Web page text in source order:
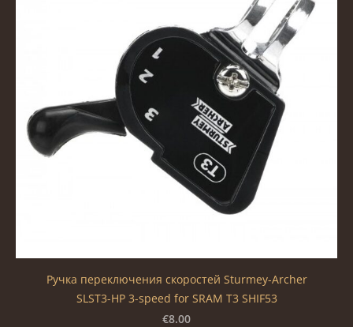
Ручка переключения скоростей Sturmey-Archer
SLST3-HP 3-speed for SRAM T3 SHIF53
€8.00